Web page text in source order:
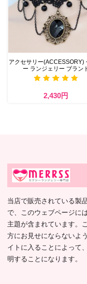
アクセサリー(ACCESSORY)
ー ランジェリー ブラン
2,430円
当店で販売されている製
で、このウェブページに
主題が含まれています。
方にお見せにならないよ
イトに入ることによって
明することになります。